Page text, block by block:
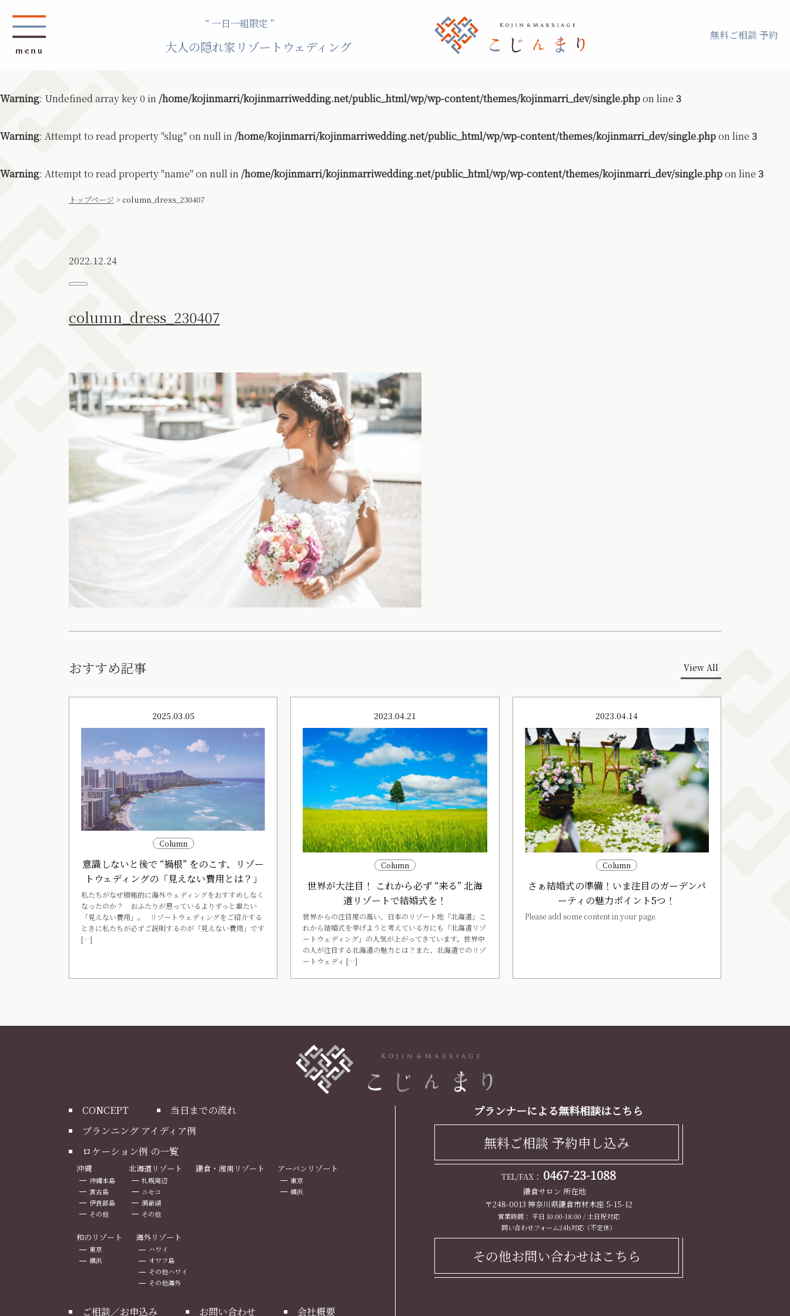
“ 一日一組限定 ”
大人の隠れ家リゾートウェディング
無料ご相談 予約
Warning: Undefined array key 0 in /home/kojinmarri/kojinmarriwedding.net/public_html/wp/wp-content/themes/kojinmarri_dev/single.phpon line 3
Warning: Attempt to read property "slug" on null in /home/kojinmarri/kojinmarriwedding.net/public_html/wp/wp-content/themes/kojinmarri_dev/single.phpon line 3
Warning: Attempt to read property "name" on null in /home/kojinmarri/kojinmarriwedding.net/public_html/wp/wp-content/themes/kojinmarri_dev/single.phpon line 3
トップページ > column_dress_230407
2022.12.24
column_dress_230407
おすすめ記事 View All
2025.03.05
Column
意識しないと後で “禍根” をのこす、リゾー
トウェディングの「見えない費用とは？」
私たちがなぜ積極的に海外ウェディングをおすすめしなく
なったのか？ おふたりが思っているよりずっと重たい
「見えない費用」。 リゾートウェディングをご紹介する
ときに私たちが必ずご説明するのが「見えない費用」です
[…]
2023.04.21
Column
世界が大注目！ これから必ず “来る” 北海
道リゾートで結婚式を！
世界からの注目度の高い、日本のリゾート地「北海道」こ
れから結婚式を挙げようと考えている方にも「北海道リゾ
ートウェディング」の人気が上がってきています。世界中
の人が注目する北海道の魅力とは？また、北海道でのリゾ
ートウェディ […]
2023.04.14
Column
さぁ結婚式の準備！いま注目のガーデンパ
ーティの魅力ポイント5つ！
Please add some content in your page.
CONCEPT
当日までの流れ
プランニング アイディア例
ロケーション例 の一覧
沖縄
沖縄本島
宮古島
伊良部島
その他
北海道リゾート
札幌周辺
ニセコ
洞爺湖
その他
鎌倉・湘南リゾート アーバンリゾート
東京
横浜
和のリゾート
東京
横浜
海外リゾート
ハワイ
オワフ島
その他ハワイ
その他海外
ご相談／お申込み お問い合わせ 会社概要
プランナーによる無料相談はこちら
無料ご相談 予約申し込み
TEL/FAX： 0467-23-1088
鎌倉サロン 所在地
〒248-0013 神奈川県鎌倉市材木座 5-15-12
営業時間： 平日 10:00-18:00 / 土日祝対応
問い合わせフォーム24h対応（不定休）
その他お問い合わせはこちら